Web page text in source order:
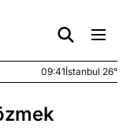
09:41İstanbul 26°